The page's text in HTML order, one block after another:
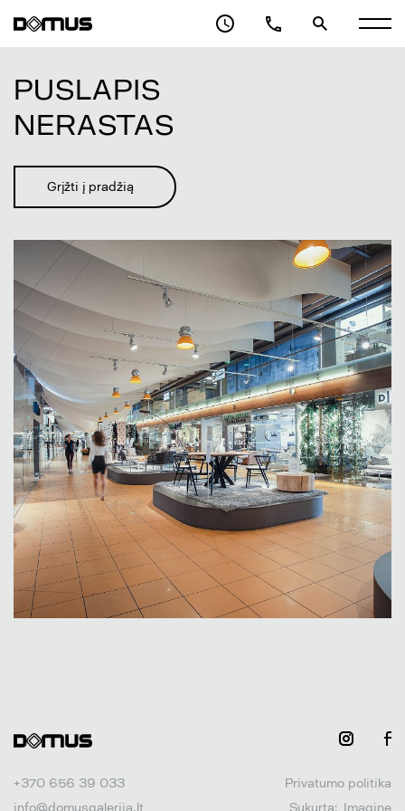
PASLAUGOS
ARCHITEKTAI
APIE DOMUS GALERIJĄ
KONTAKTAI
PUSLAPIS
NERASTAS
Grįžti į pradžią
+370 656 39 033
info@domusgalerija.lt
Privatumo politika
Sukurta: Imagine